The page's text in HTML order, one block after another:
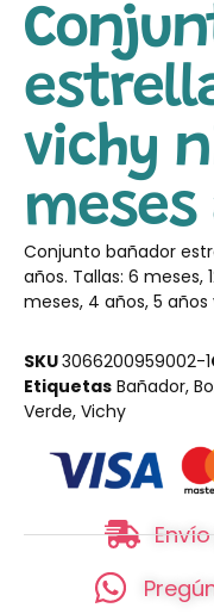
vichy
Conjunto bañador
años. Tallas: 6 meses,
meses, 4 años, 5 años
SKU3066200959002-1
Etiquetas Bañador,
Verde, Vichy